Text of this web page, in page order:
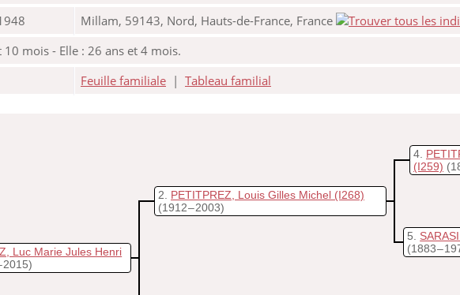
Millam, 59143, Nord, Hauts-de-France, France
10 mois - Elle : 26 ans et 4 mois.
Feuille familiale | Tableau familial
Luc Marie Jules Henri
2015)
2 PETITPREZ, Louis Gilles Michel (I268)
(1912 – 2003)
4
(I259)
5
(1883 –